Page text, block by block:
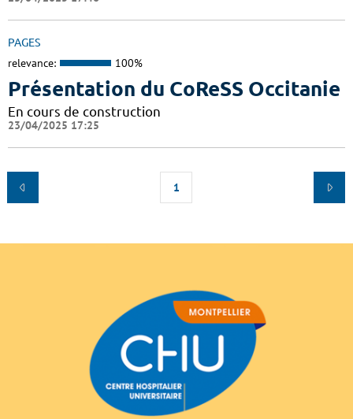
PAGES
relevance: 100%
Présentation du CoReSS Occitanie
En cours de construction
23/04/2025 17:25
1